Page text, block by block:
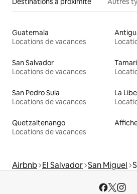
Guatemala
Locations de vacances
San Salvador
Locations de vacances
San Pedro Sula
Locations de vacances
La
Quetzaltenango
Locations de vacances
Airbnb El Salvador San Miguel